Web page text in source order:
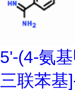
5'-(4-氨
三联苯基